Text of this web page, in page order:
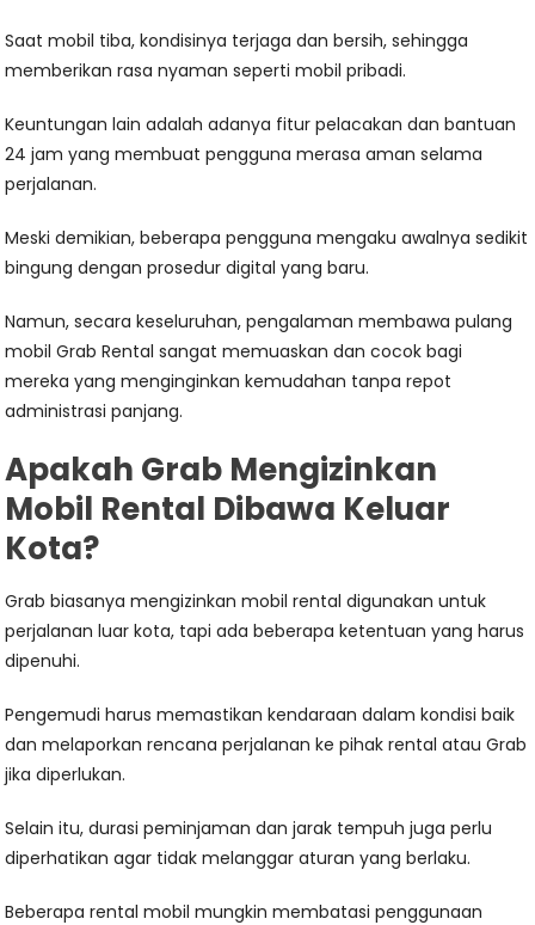
Saat mobil tiba, kondisinya terjaga dan bersih, sehingga
memberikan rasa nyaman seperti mobil pribadi.
Keuntungan lain adalah adanya fitur pelacakan dan bantuan
24 jam yang membuat pengguna merasa aman selama
perjalanan.
Meski demikian, beberapa pengguna mengaku awalnya sedikit
bingung dengan prosedur digital yang baru.
Namun, secara keseluruhan, pengalaman membawa pulang
mobil Grab Rental sangat memuaskan dan cocok bagi
mereka yang menginginkan kemudahan tanpa repot
administrasi panjang.
Apakah Grab Mengizinkan
Mobil Rental Dibawa Keluar
Kota?
Grab biasanya mengizinkan mobil rental digunakan untuk
perjalanan luar kota, tapi ada beberapa ketentuan yang harus
dipenuhi.
Pengemudi harus memastikan kendaraan dalam kondisi baik
dan melaporkan rencana perjalanan ke pihak rental atau Grab
jika diperlukan.
Selain itu, durasi peminjaman dan jarak tempuh juga perlu
diperhatikan agar tidak melanggar aturan yang berlaku.
Beberapa rental mobil mungkin membatasi penggunaan